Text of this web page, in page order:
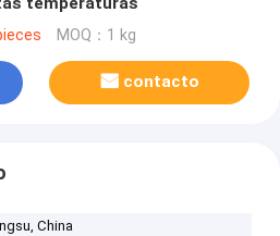
MOQ：1 kg
contacto
China